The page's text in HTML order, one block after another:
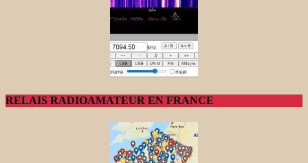
RELAIS RADIOAMATEUR EN FRANCE